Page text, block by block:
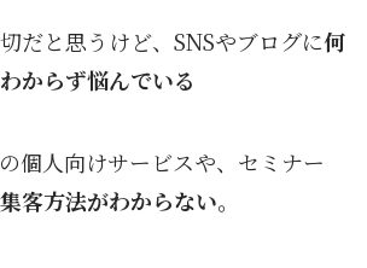
だと思うけど、SNSやブログに何
からず悩んでいる
個人向けサービスや、セミナー
集客方法がわからない。